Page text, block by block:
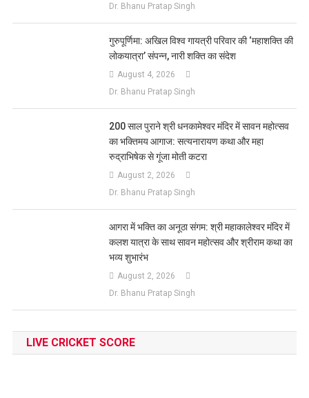
Dr. Bhanu Pratap Singh
गुरुपूर्णिमा: अखिल विश्व गायत्री परिवार की ‘महाशक्ति की
लोकयात्रा’ संपन्न, नारी शक्ति का संदेश
August 4, 2026
Dr. Bhanu Pratap Singh
200 साल पुराने श्री धनकामेश्वर मंदिर में सावन महोत्सव
का भक्तिमय आगाज: सत्यनारायण कथा और महा
रुद्राभिषेक से गूंजा मोती कटरा
August 2, 2026
Dr. Bhanu Pratap Singh
आगरा में भक्ति का अनूठा संगम: श्री महाकालेश्वर मंदिर में
कलश यात्रा के साथ सावन महोत्सव और श्रीराम कथा का
भव्य शुभारंभ
August 2, 2026
Dr. Bhanu Pratap Singh
LIVE CRICKET SCORE